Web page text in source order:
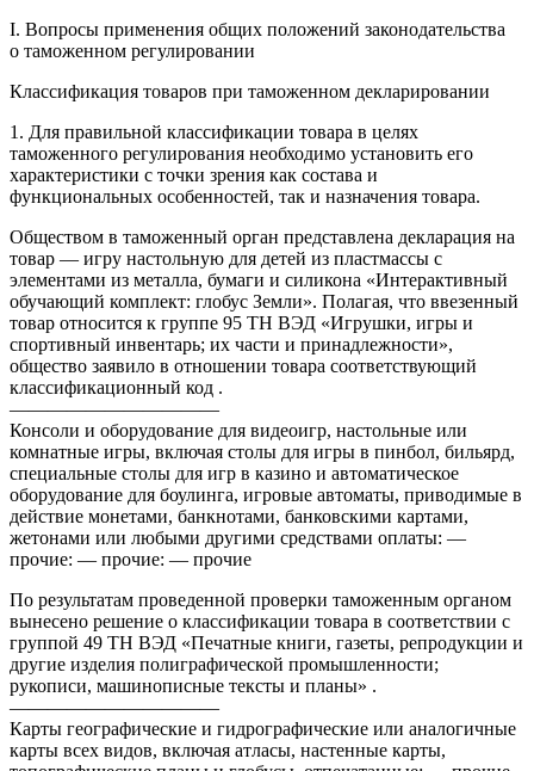
I. Вопросы применения общих положений законодательства
о таможенном регулировании
Классификация товаров при таможенном декларировании
1. Для правильной классификации товара в целях
таможенного регулирования необходимо установить его
характеристики с точки зрения как состава и
функциональных особенностей, так и назначения товара.
Обществом в таможенный орган представлена декларация на
товар — игру настольную для детей из пластмассы с
элементами из металла, бумаги и силикона «Интерактивный
обучающий комплект: глобус Земли». Полагая, что ввезенный
товар относится к группе 95 ТН ВЭД «Игрушки, игры и
спортивный инвентарь; их части и принадлежности»,
общество заявило в отношении товара соответствующий
классификационный код .
———————————
Консоли и оборудование для видеоигр, настольные или
комнатные игры, включая столы для игры в пинбол, бильярд,
специальные столы для игр в казино и автоматическое
оборудование для боулинга, игровые автоматы, приводимые в
действие монетами, банкнотами, банковскими картами,
жетонами или любыми другими средствами оплаты: —
прочие: — прочие: — прочие
По результатам проведенной проверки таможенным органом
вынесено решение о классификации товара в соответствии с
группой 49 ТН ВЭД «Печатные книги, газеты, репродукции и
другие изделия полиграфической промышленности;
рукописи, машинописные тексты и планы» .
———————————
Карты географические и гидрографические или аналогичные
карты всех видов, включая атласы, настенные карты,